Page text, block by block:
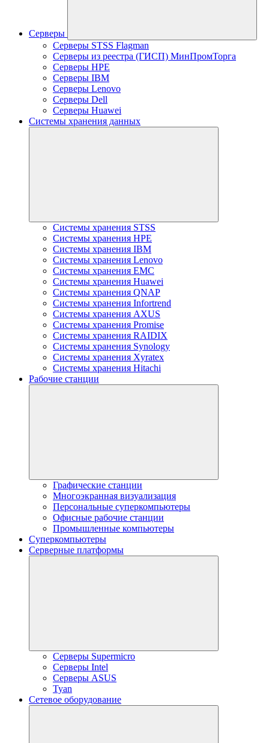
Серверы
Серверы STSS Flagman
Серверы из реестра (ГИСП) МинПромТорга
Серверы HPE
Серверы IBM
Серверы Lenovo
Серверы Dell
Серверы Huawei
Системы хранения данных
Системы хранения STSS
Системы хранения HPE
Системы хранения IBM
Системы хранения Lenovo
Системы хранения EMC
Системы хранения Huawei
Системы хранения QNAP
Системы хранения Infortrend
Системы хранения AXUS
Системы хранения Promise
Системы хранения RAIDIX
Системы хранения Synology
Системы хранения Xyratex
Системы хранения Hitachi
Рабочие станции
Графические станции
Многоэкранная визуализация
Персональные суперкомпьютеры
Офисные рабочие станции
Промышленные компьютеры
Суперкомпьютеры
Серверные платформы
Серверы Supermicro
Серверы Intel
Серверы ASUS
Tyan
Сетевое оборудование